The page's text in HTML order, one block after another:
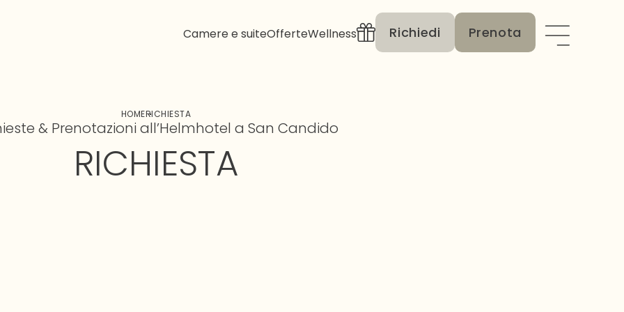
Camere e suiteOfferteWellness Richiedi Prenota
HOMERICHIESTA
& Prenotazioni all’Helmhotel a San Candido
RICHIESTA